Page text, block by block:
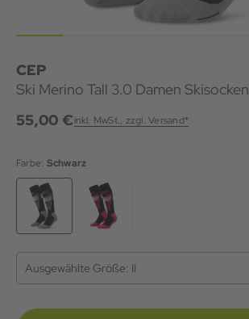
CEP
Ski Merino Tall 3.0 Damen Skisocken
55,00 €inkl. MwSt., zzgl. Versand*
Farbe: Schwarz
Ausgewählte Größe: II